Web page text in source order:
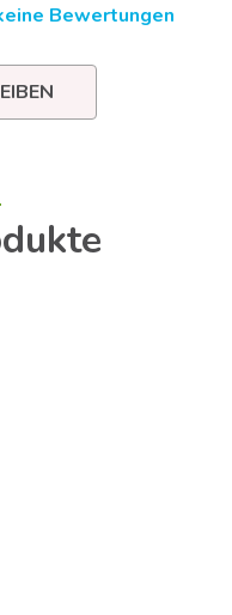
Bewertungen